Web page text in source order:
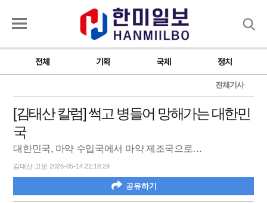
전체 기획 국제 정치
전체기사
[김태산 칼럼] 썩고 병들어 망해가는 대한민
국
대한민국, 마약 수입국에서 마약 제조국으로…
김태산 고문 2026-05-14 22:18:29
공유하기